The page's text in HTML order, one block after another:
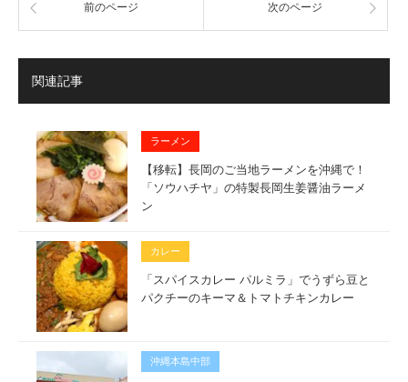
前のページ 次のページ
関連記事
ラーメン
【移転】長岡のご当地ラーメンを沖縄で！
「ソウハチヤ」の特製長岡生姜醤油ラーメ
ン
カレー
「スパイスカレー パルミラ」でうずら豆と
パクチーのキーマ＆トマトチキンカレー
沖縄本島中部